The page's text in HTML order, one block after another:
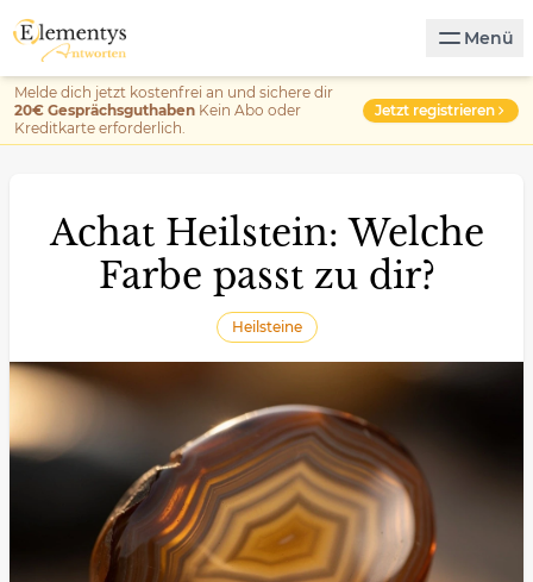
Menü
Melde dich jetzt kostenfrei an und sichere dir
20€ Gesprächsguthaben Kein Abo oder
Kreditkarte erforderlich.
Jetzt registrieren
Achat Heilstein: Welche
Farbe passt zu dir?
Heilsteine